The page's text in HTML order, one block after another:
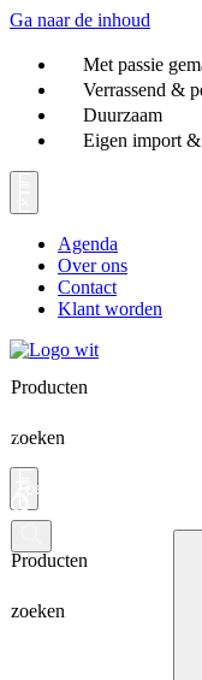
Ga naar de inhoud
Met passie
Verrassend &
Duurzaam
Eigen import &
Agenda
Over ons
Contact
Klant worden
Producten
zoeken
Producten
zoeken